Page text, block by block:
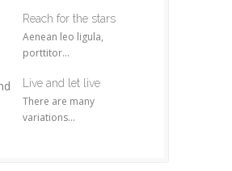
Reach for the stars
Aenean leo ligula,
porttitor...
Live and let live
There are many
variations...